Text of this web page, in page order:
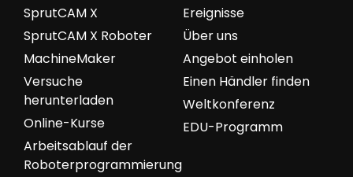
Ereignisse
Über uns
Angebot einholen
Einen Händler finden
Weltkonferenz
EDU-Programm
SprutCAM X
SprutCAM X Roboter
MachineMaker
Versuche
herunterladen
Online-Kurse
Arbeitsablauf der
Roboterprogrammierung